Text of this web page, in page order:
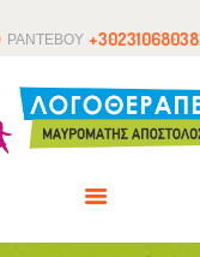
ΡΑΝΤΕΒΟΥ